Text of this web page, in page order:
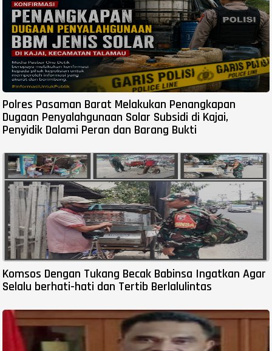
Polres Pasaman Barat Melakukan Penangkapan
Dugaan Penyalahgunaan Solar Subsidi di Kajai,
Penyidik Dalami Peran dan Barang Bukti
Komsos Dengan Tukang Becak Babinsa Ingatkan Agar
Selalu berhati-hati dan Tertib Berlalulintas